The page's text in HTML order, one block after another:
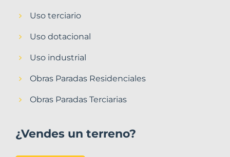
Uso terciario
Uso dotacional
Uso industrial
Obras Paradas Residenciales
Obras Paradas Terciarias
¿Vendes un terreno?